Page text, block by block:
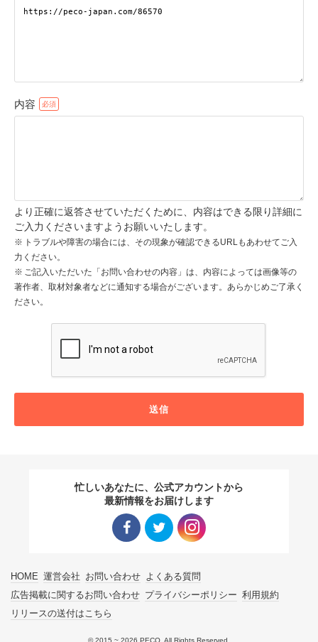
内容
より正確に返答させていただくために、内容はできる限り詳細に
ご入力くださいますようお願いいたします。
トラブルや障害の場合には、その現象が確認できるURLもあわせてご入
力ください。
ご記入いただいた「お問い合わせの内容」は、内容によっては画像等の
著作者、取材対象者などに通知する場合がございます。あらかじめご了承く
ださい。
送信
忙しいあなたに、公式アカウントから
最新情報をお届けします
HOME 運営会社 お問い合わせ よくある質問
広告掲載に関するお問い合わせ プライバシーポリシー 利用規約
リリースの送付はこちら
© 2015 ~ 2026 PECO. All Rights Reserved.